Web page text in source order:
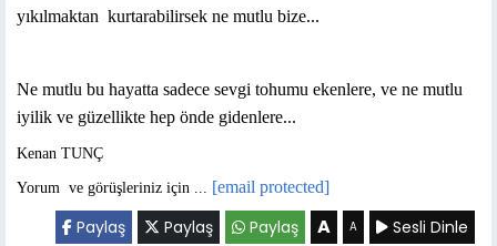
yıkılmaktan kurtarabilirsek ne mutlu bize...
Ne mutlu bu hayatta sadece sevgi tohumu ekenlere, ve ne mutlu
iyilik ve güzellikte hep önde gidenlere...
Kenan TUNÇ
Yorum ve görüşleriniz için ... [email protected]
Paylaş Paylaş Paylaş A A Sesli Dinle